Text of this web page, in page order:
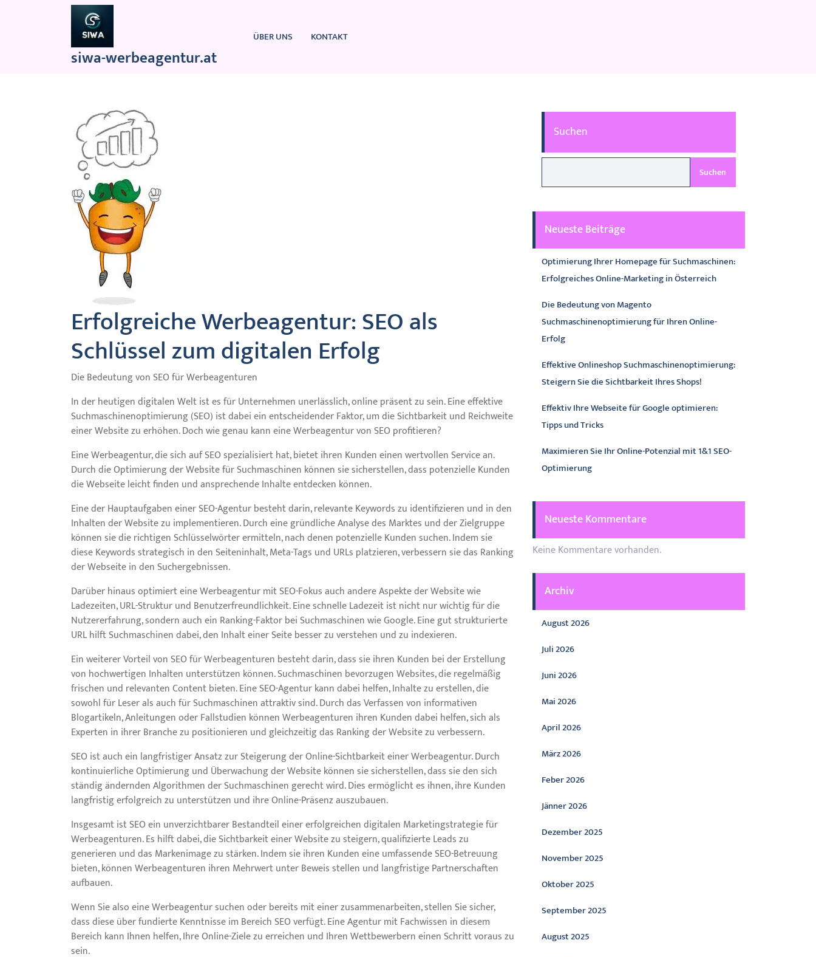
siwa-werbeagentur.at
ÜBER UNS KONTAKT
Erfolgreiche Werbeagentur: SEO als
Schlüssel zum digitalen Erfolg
Die Bedeutung von SEO für Werbeagenturen
In der heutigen digitalen Welt ist es für Unternehmen unerlässlich, online präsent zu sein. Eine effektive
Suchmaschinenoptimierung (SEO) ist dabei ein entscheidender Faktor, um die Sichtbarkeit und Reichweite
einer Website zu erhöhen. Doch wie genau kann eine Werbeagentur von SEO profitieren?
Eine Werbeagentur, die sich auf SEO spezialisiert hat, bietet ihren Kunden einen wertvollen Service an.
Durch die Optimierung der Website für Suchmaschinen können sie sicherstellen, dass potenzielle Kunden
die Webseite leicht finden und ansprechende Inhalte entdecken können.
Eine der Hauptaufgaben einer SEO-Agentur besteht darin, relevante Keywords zu identifizieren und in den
Inhalten der Website zu implementieren. Durch eine gründliche Analyse des Marktes und der Zielgruppe
können sie die richtigen Schlüsselwörter ermitteln, nach denen potenzielle Kunden suchen. Indem sie
diese Keywords strategisch in den Seiteninhalt, Meta-Tags und URLs platzieren, verbessern sie das Ranking
der Webseite in den Suchergebnissen.
Darüber hinaus optimiert eine Werbeagentur mit SEO-Fokus auch andere Aspekte der Website wie
Ladezeiten, URL-Struktur und Benutzerfreundlichkeit. Eine schnelle Ladezeit ist nicht nur wichtig für die
Nutzererfahrung, sondern auch ein Ranking-Faktor bei Suchmaschinen wie Google. Eine gut strukturierte
URL hilft Suchmaschinen dabei, den Inhalt einer Seite besser zu verstehen und zu indexieren.
Ein weiterer Vorteil von SEO für Werbeagenturen besteht darin, dass sie ihren Kunden bei der Erstellung
von hochwertigen Inhalten unterstützen können. Suchmaschinen bevorzugen Websites, die regelmäßig
frischen und relevanten Content bieten. Eine SEO-Agentur kann dabei helfen, Inhalte zu erstellen, die
sowohl für Leser als auch für Suchmaschinen attraktiv sind. Durch das Verfassen von informativen
Blogartikeln, Anleitungen oder Fallstudien können Werbeagenturen ihren Kunden dabei helfen, sich als
Experten in ihrer Branche zu positionieren und gleichzeitig das Ranking der Website zu verbessern.
SEO ist auch ein langfristiger Ansatz zur Steigerung der Online-Sichtbarkeit einer Werbeagentur. Durch
kontinuierliche Optimierung und Überwachung der Website können sie sicherstellen, dass sie den sich
ständig ändernden Algorithmen der Suchmaschinen gerecht wird. Dies ermöglicht es ihnen, ihre Kunden
langfristig erfolgreich zu unterstützen und ihre Online-Präsenz auszubauen.
Insgesamt ist SEO ein unverzichtbarer Bestandteil einer erfolgreichen digitalen Marketingstrategie für
Werbeagenturen. Es hilft dabei, die Sichtbarkeit einer Website zu steigern, qualifizierte Leads zu
generieren und das Markenimage zu stärken. Indem sie ihren Kunden eine umfassende SEO-Betreuung
bieten, können Werbeagenturen ihren Mehrwert unter Beweis stellen und langfristige Partnerschaften
aufbauen.
Wenn Sie also eine Werbeagentur suchen oder bereits mit einer zusammenarbeiten, stellen Sie sicher,
dass diese über fundierte Kenntnisse im Bereich SEO verfügt. Eine Agentur mit Fachwissen in diesem
Bereich kann Ihnen helfen, Ihre Online-Ziele zu erreichen und Ihren Wettbewerbern einen Schritt voraus zu
sein.
Suchen
Suchen
Neueste Beiträge
Optimierung Ihrer Homepage für Suchmaschinen:
Erfolgreiches Online-Marketing in Österreich
Die Bedeutung von Magento
Suchmaschinenoptimierung für Ihren Online-
Erfolg
Effektive Onlineshop Suchmaschinenoptimierung:
Steigern Sie die Sichtbarkeit Ihres Shops!
Effektiv Ihre Webseite für Google optimieren:
Tipps und Tricks
Maximieren Sie Ihr Online-Potenzial mit 1&1 SEO-
Optimierung
Neueste Kommentare
Keine Kommentare vorhanden.
Archiv
August 2026
Juli 2026
Juni 2026
Mai 2026
April 2026
März 2026
Feber 2026
Jänner 2026
Dezember 2025
November 2025
Oktober 2025
September 2025
August 2025